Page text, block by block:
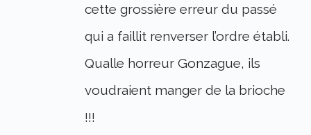
cette grossière erreur du passé
qui a faillit renverser l’ordre établi.
Qualle horreur Gonzague, ils
voudraient manger de la brioche
!!!